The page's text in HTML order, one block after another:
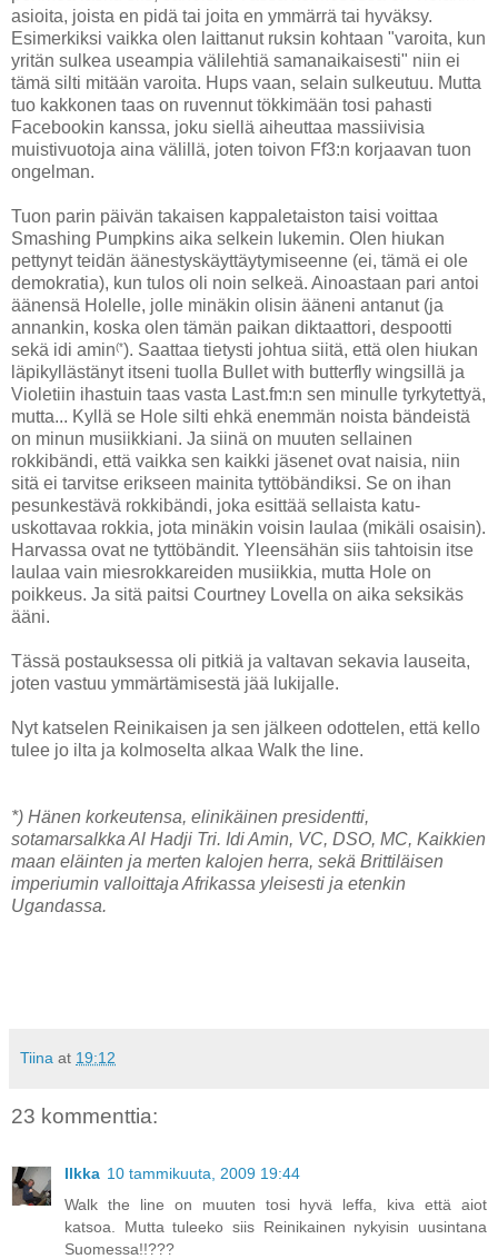
asioita, joista en pidä tai joita en ymmärrä tai hyväksy.
Esimerkiksi vaikka olen laittanut ruksin kohtaan "varoita, kun
yritän sulkea useampia välilehtiä samanaikaisesti" niin ei
tämä silti mitään varoita. Hups vaan, selain sulkeutuu. Mutta
tuo kakkonen taas on ruvennut tökkimään tosi pahasti
Facebookin kanssa, joku siellä aiheuttaa massiivisia
muistivuotoja aina välillä, joten toivon Ff3:n korjaavan tuon
ongelman.
Tuon parin päivän takaisen kappaletaiston taisi voittaa
Smashing Pumpkins aika selkein lukemin. Olen hiukan
pettynyt teidän äänestyskäyttäytymiseenne (ei, tämä ei ole
demokratia), kun tulos oli noin selkeä. Ainoastaan pari antoi
äänensä Holelle, jolle minäkin olisin ääneni antanut (ja
annankin, koska olen tämän paikan diktaattori, despootti
sekä idi amin(*). Saattaa tietysti johtua siitä, että olen hiukan
läpikyllästänyt itseni tuolla Bullet with butterfly wingsillä ja
Violetiin ihastuin taas vasta Last.fm:n sen minulle tyrkytettyä,
mutta... Kyllä se Hole silti ehkä enemmän noista bändeistä
on minun musiikkiani. Ja siinä on muuten sellainen
rokkibändi, että vaikka sen kaikki jäsenet ovat naisia, niin
sitä ei tarvitse erikseen mainita tyttöbändiksi. Se on ihan
pesunkestävä rokkibändi, joka esittää sellaista katu-
uskottavaa rokkia, jota minäkin voisin laulaa (mikäli osaisin).
Harvassa ovat ne tyttöbändit. Yleensähän siis tahtoisin itse
laulaa vain miesrokkareiden musiikkia, mutta Hole on
poikkeus. Ja sitä paitsi Courtney Lovella on aika seksikäs
ääni.
Tässä postauksessa oli pitkiä ja valtavan sekavia lauseita,
joten vastuu ymmärtämisestä jää lukijalle.
Nyt katselen Reinikaisen ja sen jälkeen odottelen, että kello
tulee jo ilta ja kolmoselta alkaa Walk the line.
*) Hänen korkeutensa, elinikäinen presidentti,
sotamarsalkka Al Hadji Tri. Idi Amin, VC, DSO, MC, Kaikkien
maan eläinten ja merten kalojen herra, sekä Brittiläisen
imperiumin valloittaja Afrikassa yleisesti ja etenkin
Ugandassa.
Tiina at 19:12
23 kommenttia:
Ilkka 10 tammikuuta, 2009 19:44
Walk the line on muuten tosi hyvä leffa, kiva että aiot
katsoa. Mutta tuleeko siis Reinikainen nykyisin uusintana
Suomessa!!???